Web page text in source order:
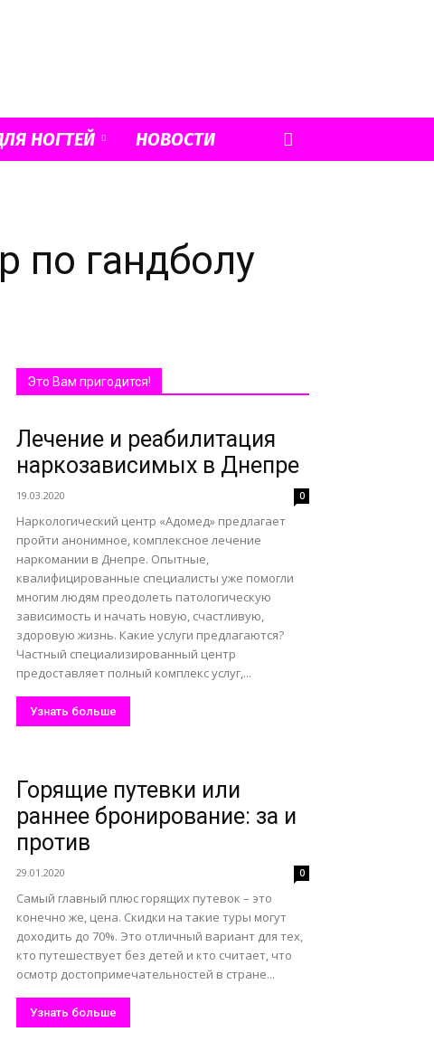
НОГТЕЙ НОВОСТИ
по гандболу
Это Вам пригодится!
Лечение и реабилитация
наркозависимых в Днепре
19.03.2020 0
Наркологический центр «Адомед» предлагает
пройти анонимное, комплексное лечение
наркомании в Днепре. Опытные,
квалифицированные специалисты уже помогли
многим людям преодолеть патологическую
зависимость и начать новую, счастливую,
здоровую жизнь. Какие услуги предлагаются?
Частный специализированный центр
предоставляет полный комплекс услуг,...
Узнать больше
Горящие путевки или
раннее бронирование: за и
против
29.01.2020 0
Самый главный плюс горящих путевок – это
конечно же, цена. Скидки на такие туры могут
доходить до 70%. Это отличный вариант для тех,
кто путешествует без детей и кто считает, что
осмотр достопримечательностей в стране...
Узнать больше